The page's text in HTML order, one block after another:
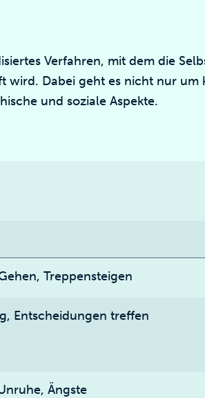
Verfahren, mit dem die
wird. Dabei geht es nicht nur
und soziale Aspekte.
Treppensteigen
Entscheidungen treffen
Ängste